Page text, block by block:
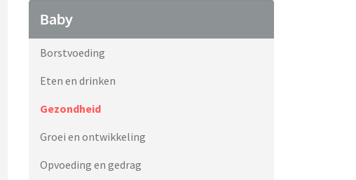
Baby
Borstvoeding
Eten en drinken
Gezondheid
Groei en ontwikkeling
Opvoeding en gedrag